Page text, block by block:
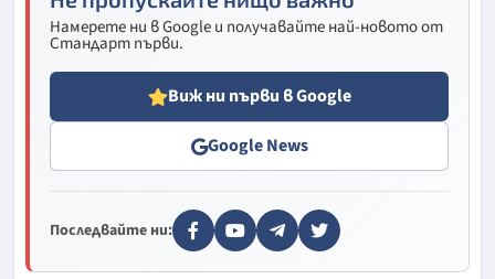
Намерете ни в Google и получавайте най-новото от
Стандарт първи.
Виж ни първи в Google
Google News
Последвайте ни: